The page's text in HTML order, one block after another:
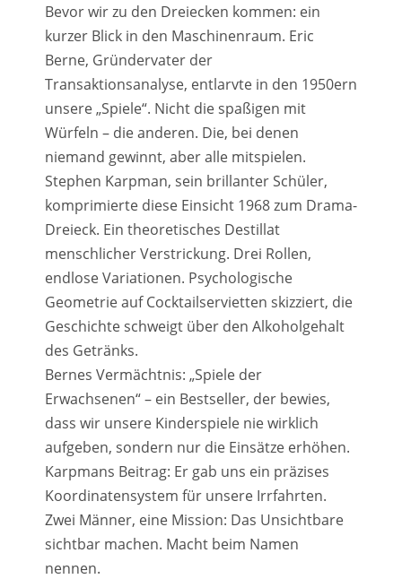
Bevor wir zu den Dreiecken kommen: ein
kurzer Blick in den Maschinenraum. Eric
Berne, Gründervater der
Transaktionsanalyse, entlarvte in den 1950ern
unsere „Spiele“. Nicht die spaßigen mit
Würfeln – die anderen. Die, bei denen
niemand gewinnt, aber alle mitspielen.
Stephen Karpman, sein brillanter Schüler,
komprimierte diese Einsicht 1968 zum Drama-
Dreieck. Ein theoretisches Destillat
menschlicher Verstrickung. Drei Rollen,
endlose Variationen. Psychologische
Geometrie auf Cocktailservietten skizziert, die
Geschichte schweigt über den Alkoholgehalt
des Getränks.
Bernes Vermächtnis: „Spiele der
Erwachsenen“ – ein Bestseller, der bewies,
dass wir unsere Kinderspiele nie wirklich
aufgeben, sondern nur die Einsätze erhöhen.
Karpmans Beitrag: Er gab uns ein präzises
Koordinatensystem für unsere Irrfahrten.
Zwei Männer, eine Mission: Das Unsichtbare
sichtbar machen. Macht beim Namen
nennen.